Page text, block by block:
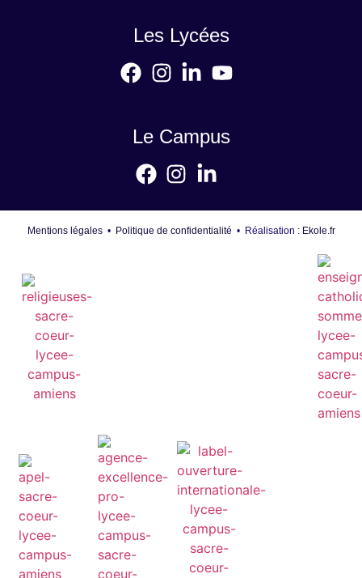
Les Lycées
Le Campus
Mentions légales• Politique de confidentialité • Réalisation : Ekole.fr